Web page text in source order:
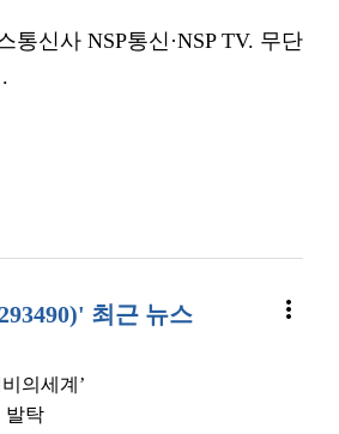
신사 NSP통신·NSP TV. 무단
최근 뉴스 more_vert
의세계’
발탁